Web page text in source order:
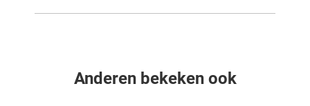
Anderen bekeken ook